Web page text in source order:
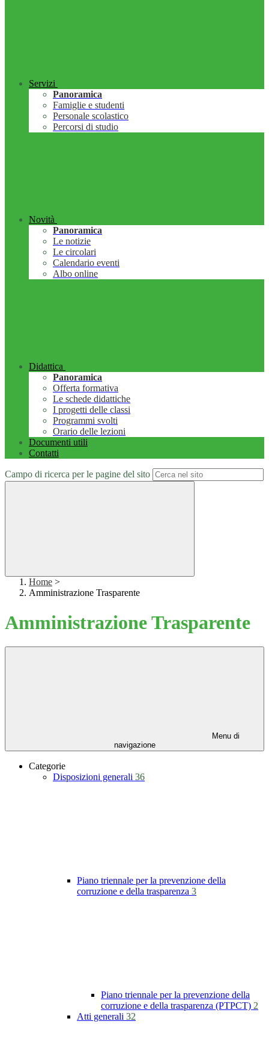
Servizi
Panoramica
Famiglie e studenti
Personale scolastico
Percorsi di studio
Novità
Panoramica
Le notizie
Le circolari
Calendario eventi
Albo online
Didattica
Panoramica
Offerta formativa
Le schede didattiche
I progetti delle classi
Programmi svolti
Orario delle lezioni
Documenti utili
Contatti
Campo di ricerca per le pagine del sito
Home >
Amministrazione Trasparente
Amministrazione Trasparente
Menu di
navigazione
Categorie
Disposizioni generali 36
Piano triennale per la prevenzione della
corruzione e della trasparenza 3
Piano triennale per la prevenzione della
corruzione e della trasparenza (PTPCT) 2
Atti generali 32